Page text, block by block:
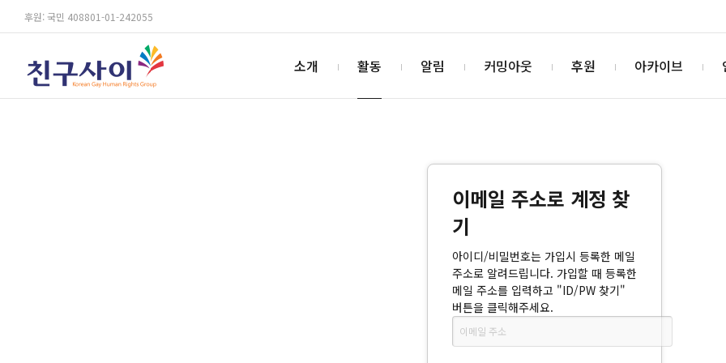
후원: 국민 408801-01-242055
소개 활동 알림 커밍아웃 후원 아카이브
이메일 주소로 계정 찾
기
아이디/비밀번호는 가입시 등록한 메일
주소로 알려드립니다. 가입할 때 등록한
메일 주소를 입력하고 "ID/PW 찾기"
버튼을 클릭해주세요.